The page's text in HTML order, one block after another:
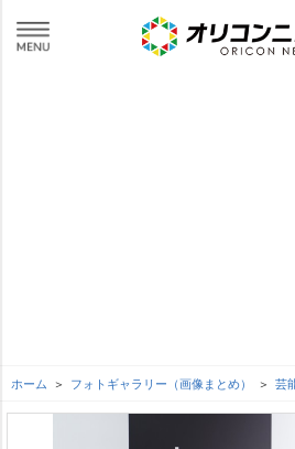
ホーム フォトギャラリー（画像まとめ） 芸